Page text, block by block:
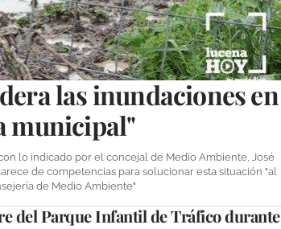
las inundaciones en
municipal"
lo indicado por el concejal de Medio Ambiente, José
de competencias para solucionar esta situación "al
de Medio Ambiente"
del Parque Infantil de Tráfico durante